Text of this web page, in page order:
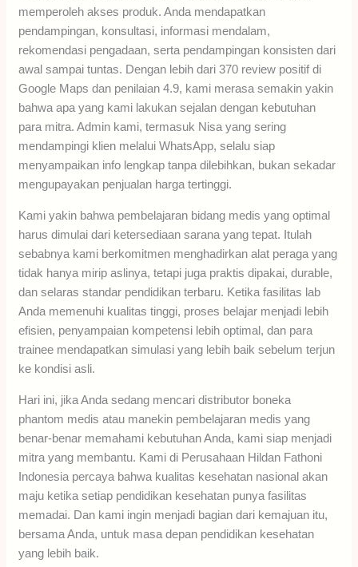
memperoleh akses produk. Anda mendapatkan
pendampingan, konsultasi, informasi mendalam,
rekomendasi pengadaan, serta pendampingan konsisten dari
awal sampai tuntas. Dengan lebih dari 370 review positif di
Google Maps dan penilaian 4.9, kami merasa semakin yakin
bahwa apa yang kami lakukan sejalan dengan kebutuhan
para mitra. Admin kami, termasuk Nisa yang sering
mendampingi klien melalui WhatsApp, selalu siap
menyampaikan info lengkap tanpa dilebihkan, bukan sekadar
mengupayakan penjualan harga tertinggi.
Kami yakin bahwa pembelajaran bidang medis yang optimal
harus dimulai dari ketersediaan sarana yang tepat. Itulah
sebabnya kami berkomitmen menghadirkan alat peraga yang
tidak hanya mirip aslinya, tetapi juga praktis dipakai, durable,
dan selaras standar pendidikan terbaru. Ketika fasilitas lab
Anda memenuhi kualitas tinggi, proses belajar menjadi lebih
efisien, penyampaian kompetensi lebih optimal, dan para
trainee mendapatkan simulasi yang lebih baik sebelum terjun
ke kondisi asli.
Hari ini, jika Anda sedang mencari distributor boneka
phantom medis atau manekin pembelajaran medis yang
benar-benar memahami kebutuhan Anda, kami siap menjadi
mitra yang membantu. Kami di Perusahaan Hildan Fathoni
Indonesia percaya bahwa kualitas kesehatan nasional akan
maju ketika setiap pendidikan kesehatan punya fasilitas
memadai. Dan kami ingin menjadi bagian dari kemajuan itu,
bersama Anda, untuk masa depan pendidikan kesehatan
yang lebih baik.